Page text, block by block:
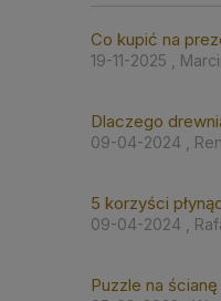
Co kupić na
19-11-2025 ,
Dlaczego
09-04-2024 ,
5 korzyści
09-04-2024 ,
Puzzle na